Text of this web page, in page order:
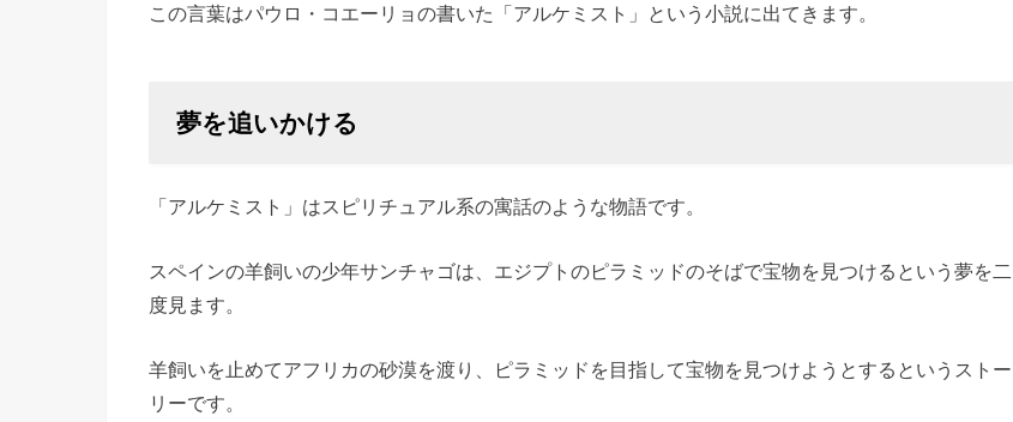
この言葉はパウロ・コエーリョの書いた「アルケミスト」という小説に出てきます。
夢を追いかける
「アルケミスト」はスピリチュアル系の寓話のような物語です。
スペインの羊飼いの少年サンチャゴは、エジプトのピラミッドのそばで宝物を見つけるという夢を二
度見ます。
羊飼いを止めてアフリカの砂漠を渡り、ピラミッドを目指して宝物を見つけようとするというストー
リーです。